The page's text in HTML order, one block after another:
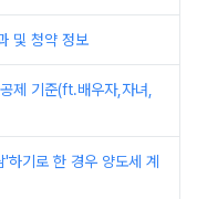
및 청약 정보
제 기준(ft.배우자,자녀,
하기로 한 경우 양도세 계